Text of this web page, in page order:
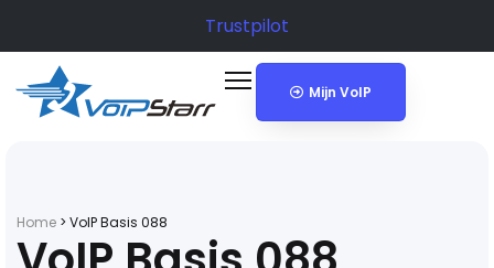
Trustpilot
Mijn VoIP
Home > VoIP Basis 088